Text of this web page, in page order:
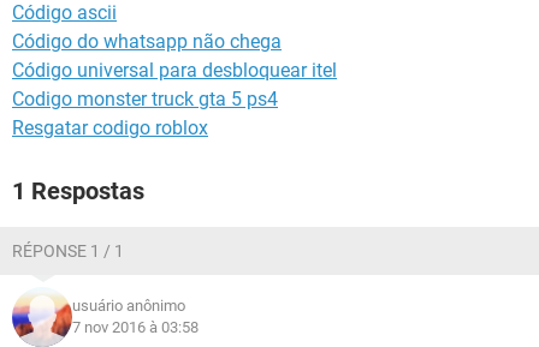
Código ascii
Código do whatsapp não chega
Código universal para desbloquear itel
Codigo monster truck gta 5 ps4
Resgatar codigo roblox
1 Respostas
RÉPONSE 1 / 1
usuário anônimo
7 nov 2016 à 03:58